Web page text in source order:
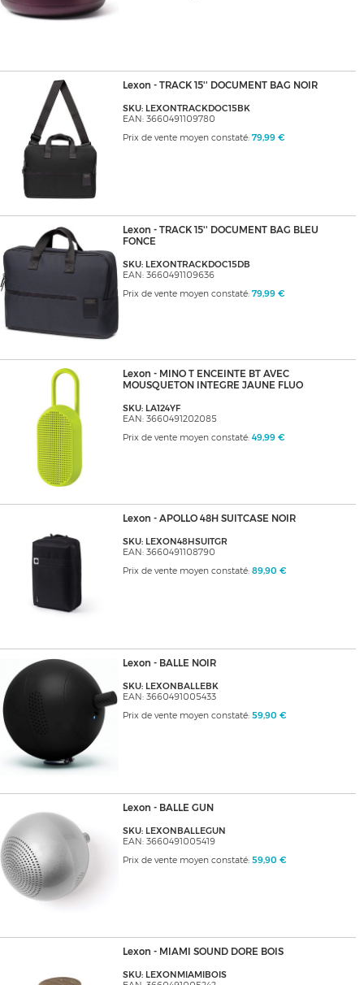
Lexon - TRACK 15'' DOCUMENT BAG NOIR
SKU: LEXONTRACKDOC15BK
EAN: 3660491109780
Prix de vente moyen constaté: 79,99 €
Lexon - TRACK 15'' DOCUMENT BAG BLEU
FONCE
SKU: LEXONTRACKDOC15DB
EAN: 3660491109636
Prix de vente moyen constaté: 79,99 €
Lexon - MINO T ENCEINTE BT AVEC
MOUSQUETON INTEGRE JAUNE FLUO
SKU: LA124YF
EAN: 3660491202085
Prix de vente moyen constaté: 49,99 €
Lexon - APOLLO 48H SUITCASE NOIR
SKU: LEXON48HSUITGR
EAN: 3660491108790
Prix de vente moyen constaté: 89,90 €
Lexon - BALLE NOIR
SKU: LEXONBALLEBK
EAN: 3660491005433
Prix de vente moyen constaté: 59,90 €
Lexon - BALLE GUN
SKU: LEXONBALLEGUN
EAN: 3660491005419
Prix de vente moyen constaté: 59,90 €
Lexon - MIAMI SOUND DORE BOIS
SKU: LEXONMIAMIBOIS